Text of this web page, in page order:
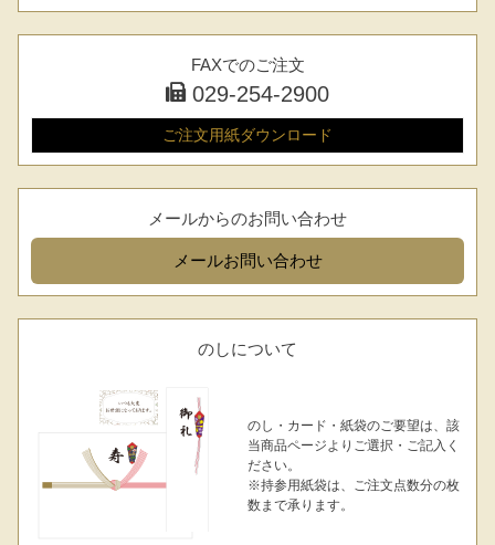
FAXでのご注文
029-254-2900
ご注文用紙ダウンロード
メールからのお問い合わせ
メールお問い合わせ
のしについて
のし・カード・紙袋のご要望は、該
当商品ページよりご選択・ご記入く
ださい。
※持参用紙袋は、ご注文点数分の枚
数まで承ります。